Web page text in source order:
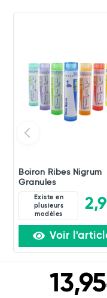
Boiron Ribes Nigrum
Granules
Existe en
plusieurs
modèles
Voir
13,95